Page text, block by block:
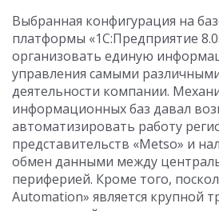
Выбранная конфигурация на
платформы «1С:Предприятие
организовать единую
управления самыми
деятельности компании.
информационных баз давал
автоматизировать работу
представительств «Metso» и
обмен данными между
периферией. Кроме того,
Automation» является крупной